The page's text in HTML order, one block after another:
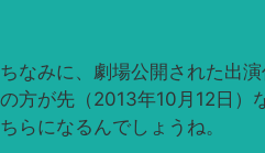
ちなみに、劇場公開された出
の方が先（2013年10月12日）
ちらになるんでしょうね。